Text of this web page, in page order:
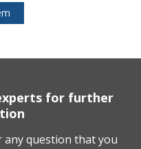
for further
any question that you